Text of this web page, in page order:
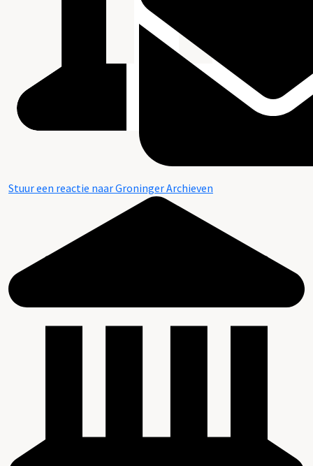
Stuur een reactie naar Groninger Archieven